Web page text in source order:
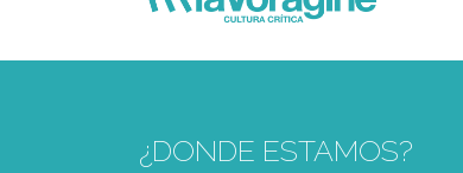
¿DONDE ESTAMOS?